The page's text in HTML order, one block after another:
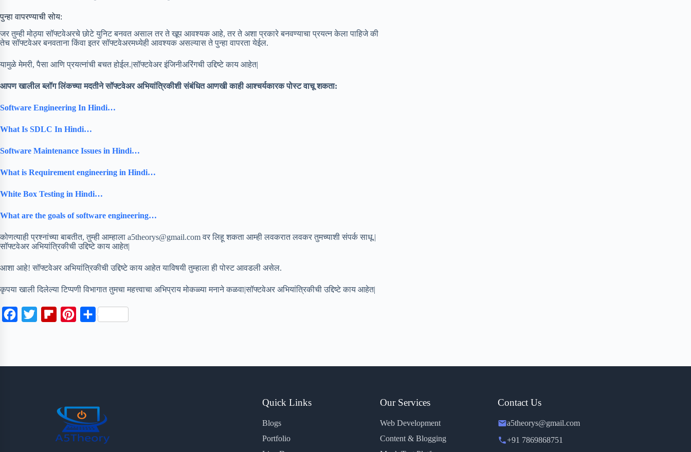
पुन्हा वापरण्याची सोय:
जर तुम्ही मोठ्या सॉफ्टवेअरचे छोटे युनिट बनवत असाल तर ते खूप आवश्यक आहे, तर ते अशा प्रकारे बनवण्याचा प्रयत्न केला पाहिजे की
तेच सॉफ्टवेअर बनवताना किंवा इतर सॉफ्टवेअरमध्येही आवश्यक असल्यास ते पुन्हा वापरता येईल.
यामुळे मेमरी, पैसा आणि प्रयत्नांची बचत होईल.|सॉफ्टवेअर इंजिनीअरिंगची उद्दिष्टे काय आहेत|
आपण खालील ब्लॉग लिंकच्या मदतीने सॉफ्टवेअर अभियांत्रिकीशी संबंधित आणखी काही आश्चर्यकारक पोस्ट वाचू शकता:
Software Engineering In Hindi…
What Is SDLC In Hindi…
Software Maintenance Issues in Hindi…
What is Requirement engineering in Hindi…
White Box Testing in Hindi…
What are the goals of software engineering…
कोणत्याही प्रश्नांच्या बाबतीत, तुम्ही आम्हाला a5theorys@gmail.com वर लिहू शकता आम्ही लवकरात लवकर तुमच्याशी संपर्क साधू.|
सॉफ्टवेअर अभियांत्रिकीची उद्दिष्टे काय आहेत|
आशा आहे! सॉफ्टवेअर अभियांत्रिकीची उद्दिष्टे काय आहेत याविषयी तुम्हाला ही पोस्ट आवडली असेल.
कृपया खाली दिलेल्या टिप्पणी विभागात तुमचा महत्त्वाचा अभिप्राय मोकळ्या मनाने कळवा|सॉफ्टवेअर अभियांत्रिकीची उद्दिष्टे काय आहेत|
a
d
e
s
t
S
Quick Links
Blogs
Portfolio
Our Services
Web Development
Content & Blogging
Contact Us
a5theorys@gmail.com
+91 7869868751